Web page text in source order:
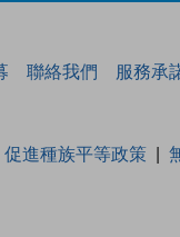
聯絡我們 服務承
促進種族平等政策